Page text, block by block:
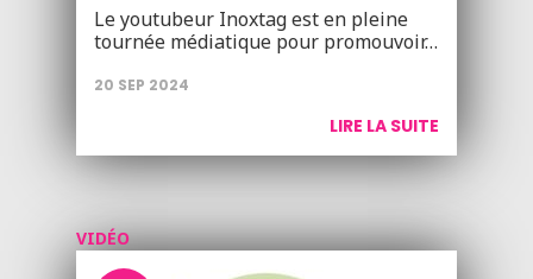
Le youtubeur Inoxtag est en pleine
tournée médiatique pour promouvoir…
20 SEP 2024
LIRE LA SUITE
VIDÉO